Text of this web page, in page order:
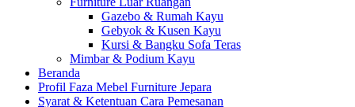
Gazebo & Rumah Kayu
Gebyok & Kusen Kayu
Kursi & Bangku Sofa Teras
Mimbar & Podium Kayu
Beranda
Profil Faza Mebel Furniture Jepara
Syarat & Ketentuan Cara Pemesanan